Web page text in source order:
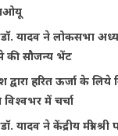
डॉ. यादव ने लोकसभा
की सौजन्य भेंट
द्वारा हरित ऊर्जा के
विश्वभर में चर्चा
डॉ. यादव ने केंद्रीय मंत्री